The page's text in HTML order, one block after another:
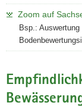
Zoom auf
Bsp.: